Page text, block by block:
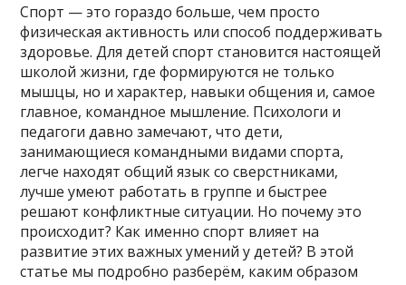
Спорт — это гораздо больше, чем просто
физическая активность или способ поддерживать
здоровье. Для детей спорт становится настоящей
школой жизни, где формируются не только
мышцы, но и характер, навыки общения и, самое
главное, командное мышление. Психологи и
педагоги давно замечают, что дети,
занимающиеся командными видами спорта,
легче находят общий язык со сверстниками,
лучше умеют работать в группе и быстрее
решают конфликтные ситуации. Но почему это
происходит? Как именно спорт влияет на
развитие этих важных умений у детей? В этой
статье мы подробно разберём, каким образом